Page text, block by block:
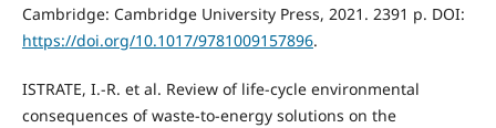
Cambridge: Cambridge University Press, 2021. 2391 p. DOI:
https://doi.org/10.1017/9781009157896.
ISTRATE, I.-R. et al. Review of life-cycle environmental
consequences of waste-to-energy solutions on the